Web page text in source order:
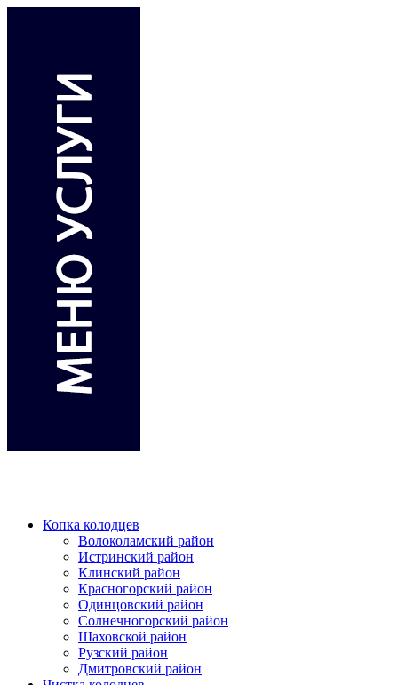
Копка колодцев
Волоколамский район
Истринский район
Клинский район
Красногорский район
Одинцовский район
Солнечногорский район
Шаховской район
Рузский район
Дмитровский район